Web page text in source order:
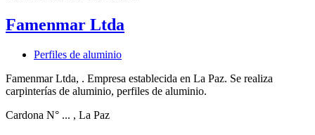
Famenmar Ltda
Perfiles de aluminio
Famenmar Ltda, . Empresa establecida en La Paz. Se realiza
carpinterías de aluminio, perfiles de aluminio.
Cardona N° ... , La Paz